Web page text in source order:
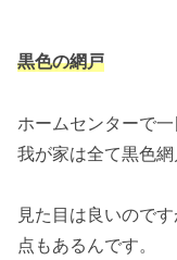
黒色の網戸
ホームセンターで一
我が家は全て黒色網
見た目は良いので
点もあるんです。